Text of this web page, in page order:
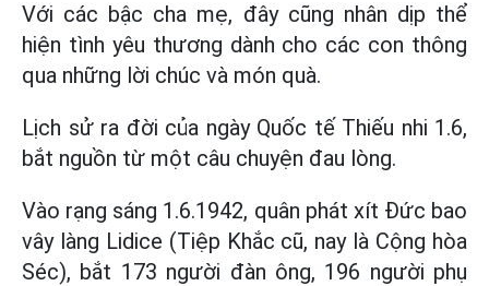
Với các bậc cha mẹ, đây cũng nhân dịp thể
hiện tình yêu thương dành cho các con thông
qua những lời chúc và món quà.
Lịch sử ra đời của ngày Quốc tế Thiếu nhi 1.6,
bắt nguồn từ một câu chuyện đau lòng.
Vào rạng sáng 1.6.1942, quân phát xít Đức bao
vây làng Lidice (Tiệp Khắc cũ, nay là Cộng hòa
Séc), bắt 173 người đàn ông, 196 người phụ